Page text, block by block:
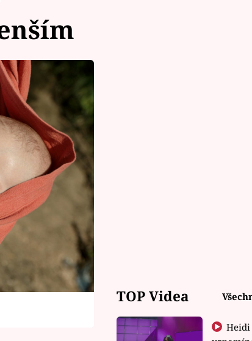
TOP Videa
Heidi Janků